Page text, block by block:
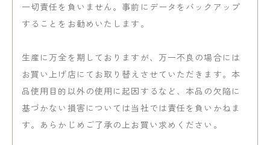
一切責任を負いません。事前にデータをバックアップ
することをお勧めいたします。
生産に万全を期しておりますが、万一不良の場合には
お買い上げ店にてお取り替えさせていただきます。本
品使用目的以外の使用に起因するなど、本品の欠陥に
基づかない損害については当社では責任を負いかねま
す。あらかじめご了承の上お買い求めください。